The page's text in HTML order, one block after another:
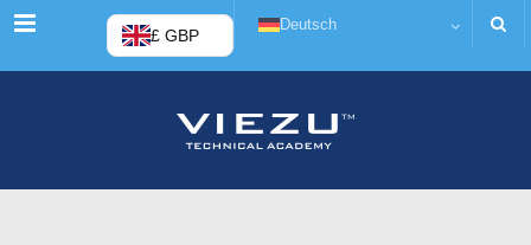
Menü £ GBP
Deutsch